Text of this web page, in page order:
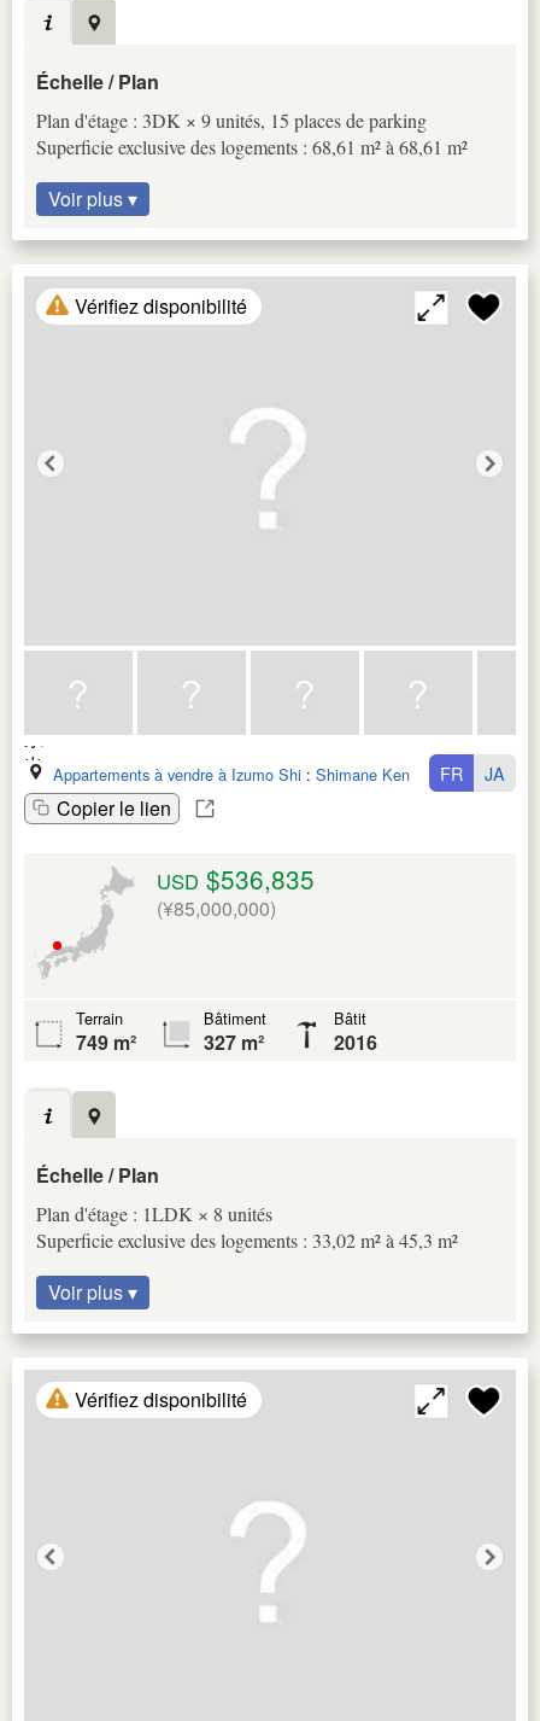
Échelle / Plan
Plan d'étage : 3DK × 9 unités, 15 places de parking
Superficie exclusive des logements : 68,61 m² à 68,61 m²
Voir plus ▾
Vérifiez disponibilité
Appartements à vendre à Izumo Shi : Shimane Ken
Copier le lien
FR JA
USD $536,835
(¥85,000,000)
Terrain
749 m²
Bâtiment
327 m²
Bâtit
2016
Échelle / Plan
Plan d'étage : 1LDK × 8 unités
Superficie exclusive des logements : 33,02 m² à 45,3 m²
Voir plus ▾
Vérifiez disponibilité